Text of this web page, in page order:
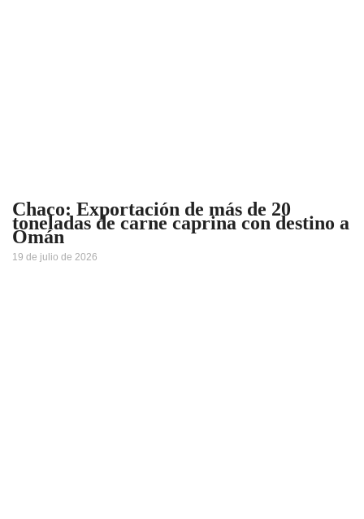
Chaco: Exportación de más de 20
toneladas de carne caprina con destino a
Omán
19 de julio de 2026